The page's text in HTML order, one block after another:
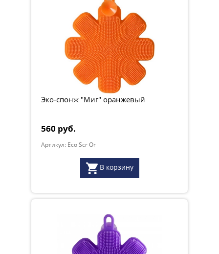
Эко-спонж "Миг" оранжевый
560 руб.
Артикул: Eco Scr Or
В корзину